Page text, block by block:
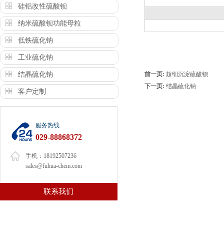
硅铝改性硫酸钡
纳米硫酸钡功能母粒
低铁硫化钠
工业硫化钠
结晶硫化钠
客户定制
服务热线
029-88868372
手机：18192507236
sales@fuhua-chem.com
联系我们
前一页: 超细沉淀硫酸钡
下一页: 结晶硫化钠